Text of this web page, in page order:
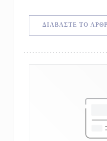
ΔΙΑΒΆΣΤΕ ΤΟ